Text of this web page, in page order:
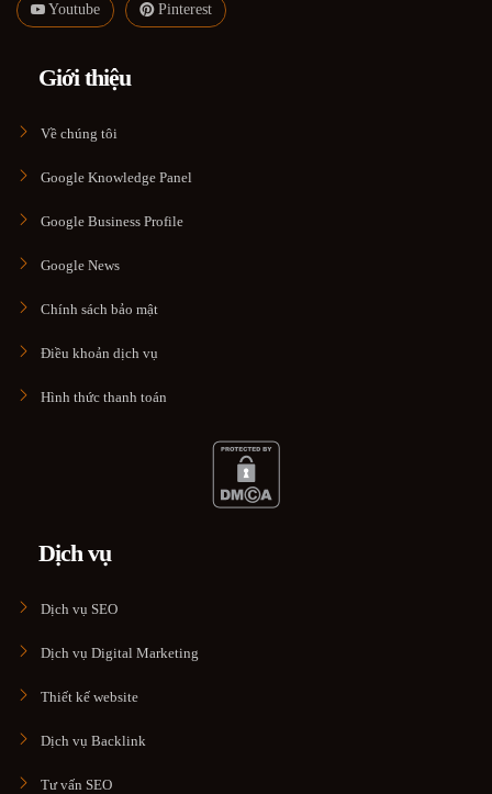
Youtube Pinterest
Giới thiệu
Về chúng tôi
Google Knowledge Panel
Google Business Profile
Google News
Chính sách bảo mật
Điều khoản dịch vụ
Hình thức thanh toán
Dịch vụ
Dịch vụ SEO
Dịch vụ Digital Marketing
Thiết kế website
Dịch vụ Backlink
Tư vấn SEO